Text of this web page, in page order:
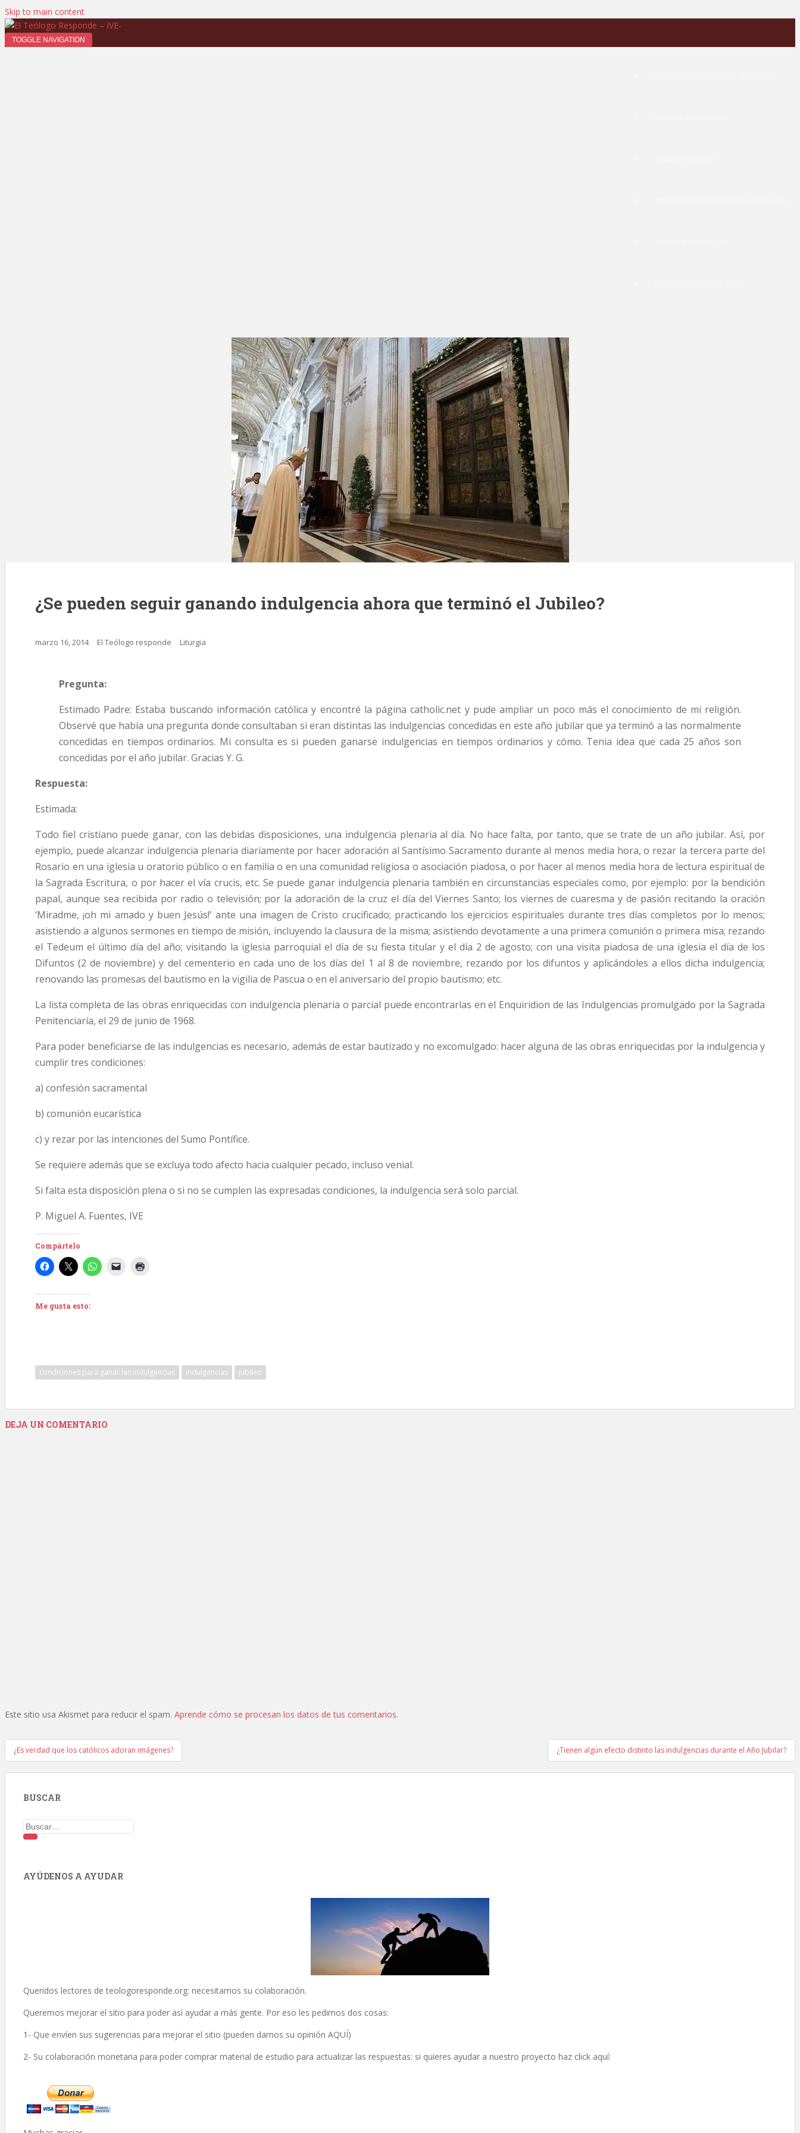
Skip to main content
TOGGLE NAVIGATION
¿Se pueden seguir ganando indulgencia ahora que terminó el Jubileo?
marzo 16, 2014 El Teólogo responde Liturgia
Pregunta:
Estimado Padre: Estaba buscando información católica y encontré la página catholic.net y pude ampliar un poco más el conocimiento de mi religión.
Observé que había una pregunta donde consultaban si eran distintas las indulgencias concedidas en este año jubilar que ya terminó a las normalmente
concedidas en tiempos ordinarios. Mi consulta es si pueden ganarse indulgencias en tiempos ordinarios y cómo. Tenia idea que cada 25 años son
concedidas por el año jubilar. Gracias Y. G.
Respuesta:
Estimada:
Todo fiel cristiano puede ganar, con las debidas disposiciones, una indulgencia plenaria al día. No hace falta, por tanto, que se trate de un año jubilar. Así, por
ejemplo, puede alcanzar indulgencia plenaria diariamente por hacer adoración al Santísimo Sacramento durante al menos media hora, o rezar la tercera parte del
Rosario en una iglesia u oratorio público o en familia o en una comunidad religiosa o asociación piadosa, o por hacer al menos media hora de lectura espiritual de
la Sagrada Escritura, o por hacer el vía crucis, etc. Se puede ganar indulgencia plenaria también en circunstancias especiales como, por ejemplo: por la bendición
papal, aunque sea recibida por radio o televisión; por la adoración de la cruz el día del Viernes Santo; los viernes de cuaresma y de pasión recitando la oración
‘Miradme, ¡oh mi amado y buen Jesús!’ ante una imagen de Cristo crucificado; practicando los ejercicios espirituales durante tres días completos por lo menos;
asistiendo a algunos sermones en tiempo de misión, incluyendo la clausura de la misma; asistiendo devotamente a una primera comunión o primera misa; rezando
el Tedeum el último día del año; visitando la iglesia parroquial el día de su fiesta titular y el día 2 de agosto; con una visita piadosa de una iglesia el día de los
Difuntos (2 de noviembre) y del cementerio en cada uno de los días del 1 al 8 de noviembre, rezando por los difuntos y aplicándoles a ellos dicha indulgencia;
renovando las promesas del bautismo en la vigilia de Pascua o en el aniversario del propio bautismo; etc.
La lista completa de las obras enriquecidas con indulgencia plenaria o parcial puede encontrarlas en el Enquiridion de las Indulgencias promulgado por la Sagrada
Penitenciaría, el 29 de junio de 1968.
Para poder beneficiarse de las indulgencias es necesario, además de estar bautizado y no excomulgado: hacer alguna de las obras enriquecidas por la indulgencia y
cumplir tres condiciones:
a) confesión sacramental
b) comunión eucarística
c) y rezar por las intenciones del Sumo Pontífice.
Se requiere además que se excluya todo afecto hacia cualquier pecado, incluso venial.
Si falta esta disposición plena o si no se cumplen las expresadas condiciones, la indulgencia será solo parcial.
P. Miguel A. Fuentes, IVE
Compártelo
Me gusta esto:
condiciones para ganar las indulgencias indulgencias jubileo
DEJA UN COMENTARIO
Este sitio usa Akismet para reducir el spam. Aprende cómo se procesan los datos de tus comentarios.
Navegación
de
entradas
¿Es verdad que los católicos adoran imágenes? ¿Tienen algún efecto distinto las indulgencias durante el Año Jubilar?
BUSCAR
Buscar:
AYÚDENOS A AYUDAR
Queridos lectores de teologoresponde.org: necesitamos su colaboración.
Queremos mejorar el sitio para poder así ayudar a más gente. Por eso les pedimos dos cosas:
1- Que envíen sus sugerencias para mejorar el sitio (pueden darnos su opinión AQUÍ)
2- Su colaboración monetaria para poder comprar material de estudio para actualizar las respuestas: si quieres ayudar a nuestro proyecto haz click aquí: